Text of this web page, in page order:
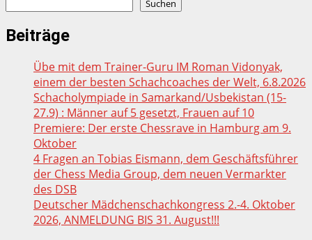
Suchen
Beiträge
Übe mit dem Trainer-Guru IM Roman Vidonyak,
einem der besten Schachcoaches der Welt, 6.8.2026
Schacholympiade in Samarkand/Usbekistan (15-
27.9) : Männer auf 5 gesetzt, Frauen auf 10
Premiere: Der erste Chessrave in Hamburg am 9.
Oktober
4 Fragen an Tobias Eismann, dem Geschäftsführer
der Chess Media Group, dem neuen Vermarkter
des DSB
Deutscher Mädchenschachkongress 2.-4. Oktober
2026, ANMELDUNG BIS 31. August!!!